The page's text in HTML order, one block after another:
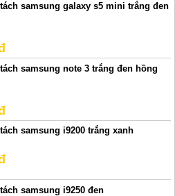
samsung galaxy s5 mini trắng đen
samsung note 3 trắng đen hồng
samsung i9200 trắng xanh
samsung i9250 đen